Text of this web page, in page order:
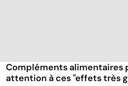
Compléments alimentaires
attention à ces "effets très